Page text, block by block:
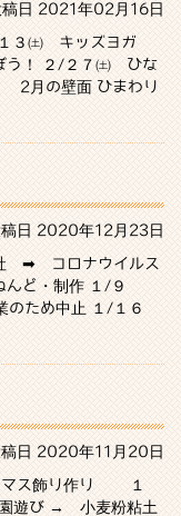
日 2021年02月16日
３㈯ キッズヨガ
う！ ２/２７㈯ ひな
2月の壁面 ひまわり
日 2020年12月23日
➡ コロナウイルス
ど・制作 １/９
ため中止 １/１６
日 2020年11月20日
ス飾り作り １
遊び → 小麦粉粘土